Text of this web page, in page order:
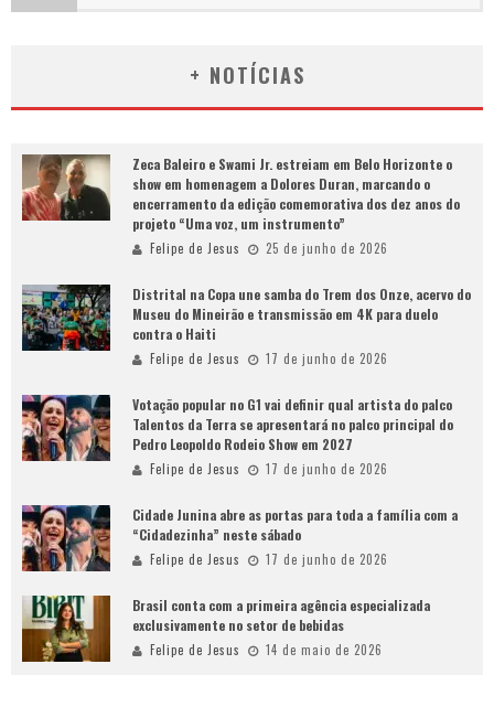
+ NOTÍCIAS
Zeca Baleiro e Swami Jr. estreiam em Belo Horizonte o
show em homenagem a Dolores Duran, marcando o
encerramento da edição comemorativa dos dez anos do
projeto “Uma voz, um instrumento”
Felipe de Jesus 25 de junho de 2026
Distrital na Copa une samba do Trem dos Onze, acervo do
Museu do Mineirão e transmissão em 4K para duelo
contra o Haiti
Felipe de Jesus 17 de junho de 2026
Votação popular no G1 vai definir qual artista do palco
Talentos da Terra se apresentará no palco principal do
Pedro Leopoldo Rodeio Show em 2027
Felipe de Jesus 17 de junho de 2026
Cidade Junina abre as portas para toda a família com a
“Cidadezinha” neste sábado
Felipe de Jesus 17 de junho de 2026
Brasil conta com a primeira agência especializada
exclusivamente no setor de bebidas
Felipe de Jesus 14 de maio de 2026